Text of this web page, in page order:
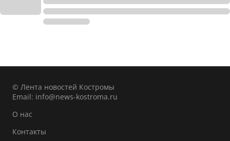
© Лента новостей Костромы
Email: info@news-kostroma.ru
О нас
Контакты